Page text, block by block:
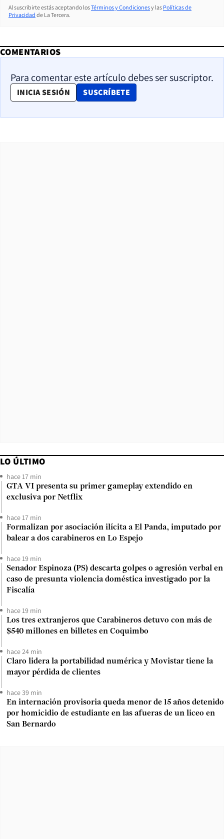
Al suscribirte estás aceptando losTérminos y Condicionesy las Políticas de
Privacidad de La Tercera.
COMENTARIOS
Para comentar este artículo debes ser suscriptor.
INICIA SESIÓN SUSCRÍBETE
OPENS IN NEW WINDOW
LO ÚLTIMO
hace 17 min
GTA VI presenta su primer gameplay extendido en
exclusiva por Netflix
hace 17 min
Formalizan por asociación ilícita a El Panda, imputado por
balear a dos carabineros en Lo Espejo
hace 19 min
Senador Espinoza (PS) descarta golpes o agresión verbal en
caso de presunta violencia doméstica investigado por la
Fiscalía
hace 19 min
Los tres extranjeros que Carabineros detuvo con más de
$540 millones en billetes en Coquimbo
hace 24 min
Claro lidera la portabilidad numérica y Movistar tiene la
mayor pérdida de clientes
hace 39 min
En internación provisoria queda menor de 15 años detenido
por homicidio de estudiante en las afueras de un liceo en
San Bernardo